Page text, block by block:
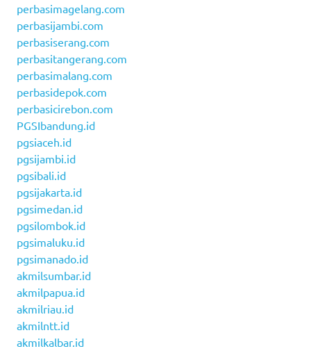
perbasimagelang.com
perbasijambi.com
perbasiserang.com
perbasitangerang.com
perbasimalang.com
perbasidepok.com
perbasicirebon.com
PGSIbandung.id
pgsiaceh.id
pgsijambi.id
pgsibali.id
pgsijakarta.id
pgsimedan.id
pgsilombok.id
pgsimaluku.id
pgsimanado.id
akmilsumbar.id
akmilpapua.id
akmilriau.id
akmilntt.id
akmilkalbar.id